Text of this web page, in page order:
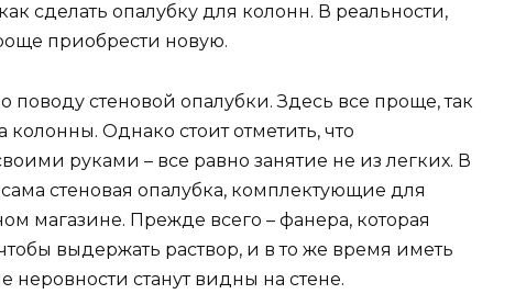
сделать опалубку для колонн. В реальности,
приобрести новую.
поводу стеновой опалубки. Здесь все проще, так
Однако стоит отметить, что
руками – все равно занятие не из легких. В
стеновая опалубка, комплектующие для
магазине. Прежде всего – фанера, которая
выдержать раствор, и в то же время иметь
неровности станут видны на стене.